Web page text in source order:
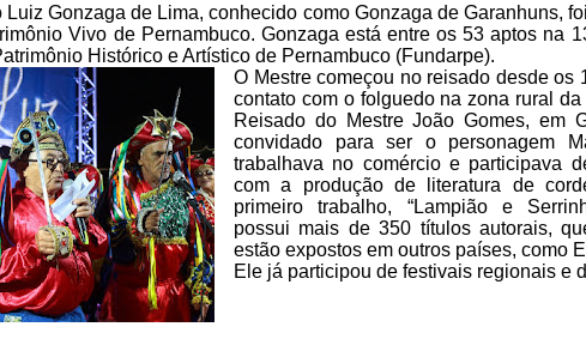
Luiz Gonzaga de Lima, conhecido como Gonzaga de Garanhuns,
Vivo de Pernambuco. Gonzaga está entre os 53 aptos na
Histórico e Artístico de Pernambuco (Fundarpe).
O Mestre começou no reisado desde os
contato com o folguedo na zona rural da
Reisado do Mestre João Gomes, em
convidado para ser o personagem
trabalhava no comércio e participava
com a produção de literatura de
primeiro trabalho, “Lampião e
possui mais de 350 títulos autorais,
estão expostos em outros países, como
Ele já participou de festivais regionais e